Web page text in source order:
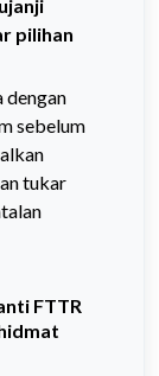
pilihan
dengan
sebelum
tukar
FTTR